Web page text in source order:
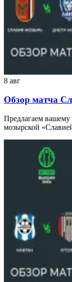
8 авг
Обзор матча
Предлагаем
мозырской